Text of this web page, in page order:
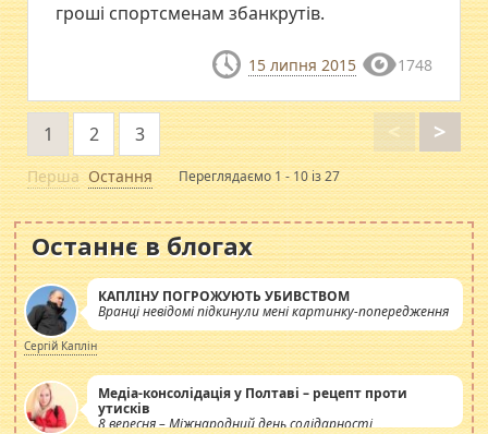
гроші спортсменам збанкрутів.
15 липня 2015 1748
Перша
<
1 2 3 >
Остання Переглядаємо 1 - 10 із 27
Останнє в блогах
КАПЛІНУ ПОГРОЖУЮТЬ УБИВСТВОМ
Вранці невідомі підкинули мені картинку-попередження
Сергій Каплін
Медіа-консолідація у Полтаві – рецепт проти
утисків
8 вересня – Міжнародний день солідарності